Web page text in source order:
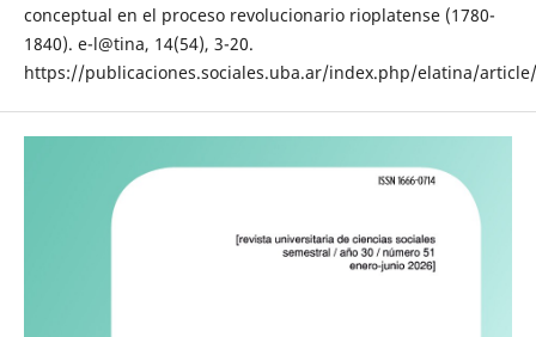
conceptual en el proceso revolucionario rioplatense (1780-
1840). e-l@tina, 14(54), 3-20.
https://publicaciones.sociales.uba.ar/index.php/elatina/